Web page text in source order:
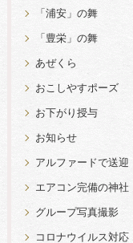
「浦安」の舞
「豊栄」の舞
あぜくら
おこしやすポーズ
お下がり授与
お知らせ
アルファードで送迎
エアコン完備の神社
グループ写真撮影
コロナウイルス対応